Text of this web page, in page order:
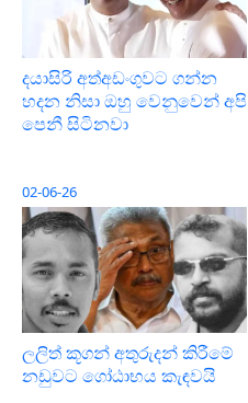
දයාසිරි අත්අඩංගුවට ගන්න
හදන නිසා ඔහු වෙනුවෙන් අපි
පෙනී සිටිනවා
02-06-26
ලලිත් කූගන් අතුරුදන් කිරීමේ
නඩුවට ගෝඨාභය කැඳවයි